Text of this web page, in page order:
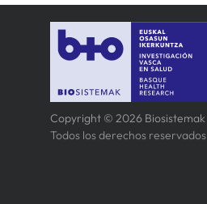
Copyright © 2026 Biosistemak
Todos los derechos reservados